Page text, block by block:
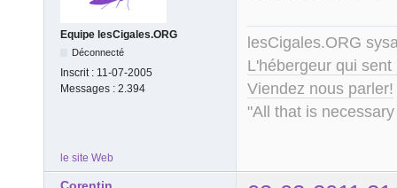
Equipe lesCigales.ORG
Déconnecté
Inscrit : 11-07-2005
Messages : 2.394
lesCigales.ORG
L'hébergeur qui
Viendez nous parler!
"All that is
le site Web
Corentin